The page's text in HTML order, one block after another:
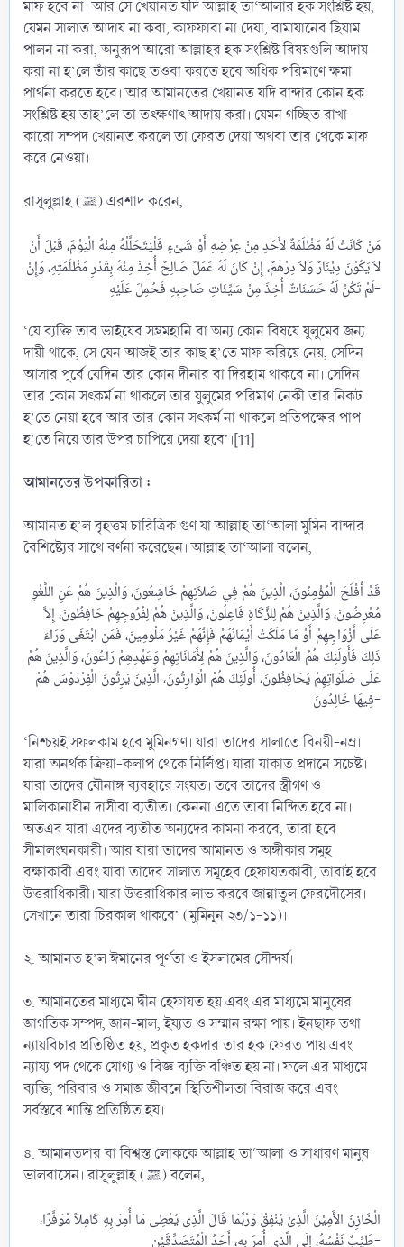
মাফ হবে না। আর সে খেয়ানত যদি আল্লাহ তা‘আলার হক সংশ্লিষ্ট হয়,
যেমন সালাত আদায় না করা, কাফফারা না দেয়া, রামাযানের ছিয়াম
পালন না করা, অনুরূপ আরো আল্লাহর হক সংশ্লিষ্ট বিষয়গুলি আদায়
করা না হ’লে তাঁর কাছে তওবা করতে হবে অধিক পরিমাণে ক্ষমা
প্রার্থনা করতে হবে। আর আমানতের খেয়ানত যদি বান্দার কোন হক
সংশ্লিষ্ট হয় তাহ’লে তা তৎক্ষণাৎ আদায় করা। যেমন গচ্ছিত রাখা
কারো সম্পদ খেয়ানত করলে তা ফেরত দেয়া অথবা তার থেকে মাফ
করে নেওয়া।
রাসূলুল্লাহ (ﷺ) এরশাদ করেন,
مَنْ كَانَتْ لَهُ مَظْلَمَةٌ لأَحَدٍ مِنْ عِرْضِهِ أَوْ شَىْءٍ فَلْيَتَحَلَّلْهُ مِنْهُ الْيَوْمَ، قَبْلَ أَنْ
لاَ يَكُوْنَ دِيْنَارٌ وَلاَ دِرْهَمٌ، إِنْ كَانَ لَهُ عَمَلٌ صَالِحٌ أُخِذَ مِنْهُ بِقَدْرِ مَظْلَمَتِهِ، وَإِنْ
لَمْ تَكُنْ لَهُ حَسَنَاتٌ أُخِذَ مِنْ سَيِّئَاتِ صَاحِبِهِ فَحُمِلَ عَلَيْهِ-​
‘যে ব্যক্তি তার ভাইয়ের সম্ভ্রমহানি বা অন্য কোন বিষয়ে যুলুমের জন্য
দায়ী থাকে, সে যেন আজই তার কাছ হ’তে মাফ করিয়ে নেয়, সেদিন
আসার পূর্বে যেদিন তার কোন দীনার বা দিরহাম থাকবে না। সেদিন
তার কোন সৎকর্ম না থাকলে তার যুলুমের পরিমাণ নেকী তার নিকট
হ’তে নেয়া হবে আর তার কোন সৎকর্ম না থাকলে প্রতিপক্ষের পাপ
হ’তে নিয়ে তার উপর চাপিয়ে দেয়া হবে’।[11]
আমানতের উপকারিতা :
আমানত হ’ল বৃহত্তম চারিত্রিক গুণ যা আল্লাহ তা‘আলা মুমিন বান্দার
বৈশিষ্ট্যের সাথে বর্ণনা করেছেন। আল্লাহ তা‘আলা বলেন,
قَدْ أَفْلَحَ الْمُؤْمِنُونَ، الَّذِينَ هُمْ فِي صَلاَتِهِمْ خَاشِعُونَ، وَالَّذِينَ هُمْ عَنِ اللَّغْوِ
مُعْرِضُونَ، وَالَّذِينَ هُمْ لِلزَّكَاةِ فَاعِلُونَ، وَالَّذِينَ هُمْ لِفُرُوجِهِمْ حَافِظُونَ، إِلاَّ
عَلَى أَزْوَاجِهِمْ أَوْ مَا مَلَكَتْ أَيْمَانُهُمْ فَإِنَّهُمْ غَيْرُ مَلُومِينَ، فَمَنِ ابْتَغَى وَرَاءَ
ذَلِكَ فَأُولَئِكَ هُمُ الْعَادُونَ، وَالَّذِينَ هُمْ لِأَمَانَاتِهِمْ وَعَهْدِهِمْ رَاعُونَ، وَالَّذِينَ هُمْ
عَلَى صَلَوَاتِهِمْ يُحَافِظُونَ، أُولَئِكَ هُمُ الْوَارِثُونَ، الَّذِينَ يَرِثُونَ الْفِرْدَوْسَ هُمْ
فِيهَا خَالِدُونَ-​
‘নিশ্চয়ই সফলকাম হবে মুমিনগণ। যারা তাদের সালাতে বিনয়ী-নম্র।
যারা অনর্থক ক্রিয়া-কলাপ থেকে নির্লিপ্ত। যারা যাকাত প্রদানে সচেষ্ট।
যারা তাদের যৌনাঙ্গ ব্যবহারে সংযত। তবে তাদের স্ত্রীগণ ও
মালিকানাধীন দাসীরা ব্যতীত। কেননা এতে তারা নিন্দিত হবে না।
অতএব যারা এদের ব্যতীত অন্যদের কামনা করবে, তারা হবে
সীমালংঘনকারী। আর যারা তাদের আমানত ও অঙ্গীকার সমূহ
রক্ষাকারী এবং যারা তাদের সালাত সমূহের হেফাযতকারী, তারাই হবে
উত্তরাধিকারী। যারা উত্তরাধিকার লাভ করবে জান্নাতুল ফেরদৌসের।
সেখানে তারা চিরকাল থাকবে’ (মুমিনূন ২৩/১-১১)।
২. আমানত হ’ল ঈমানের পূর্ণতা ও ইসলামের সৌন্দর্য।
৩. আমানতের মাধ্যমে দ্বীন হেফাযত হয় এবং এর মাধ্যমে মানুষের
জাগতিক সম্পদ, জান-মাল, ইয্যত ও সম্মান রক্ষা পায়। ইনছাফ তথা
ন্যায়বিচার প্রতিষ্ঠিত হয়, প্রকৃত হকদার তার হক ফেরত পায় এবং
ন্যায্য পদ থেকে যোগ্য ও বিজ্ঞ ব্যক্তি বঞ্চিত হয় না। ফলে এর মাধ্যমে
ব্যক্তি, পরিবার ও সমাজ জীবনে স্থিতিশীলতা বিরাজ করে এবং
সর্বস্তরে শান্তি প্রতিষ্ঠিত হয়।
৪. আমানতদার বা বিশ্বস্ত লোককে আল্লাহ তা‘আলা ও সাধারণ মানুষ
ভালবাসেন। রাসূলুল্লাহ (ﷺ) বলেন,
الْخَازِنُ الأَمِيْنُ الَّذِىْ يُنْفِقُ وَرُبَّمَا قَالَ الَّذِى يُعْطِى مَا أُمِرَ بِهِ كَامِلاً مُوَفَّرًا،
طَيِّبٌ نَفْسُهُ، إِلَى الَّذِى أُمِرَ بِهِ، أَحَدُ الْمُتَصَدِّقَيْنِ-​